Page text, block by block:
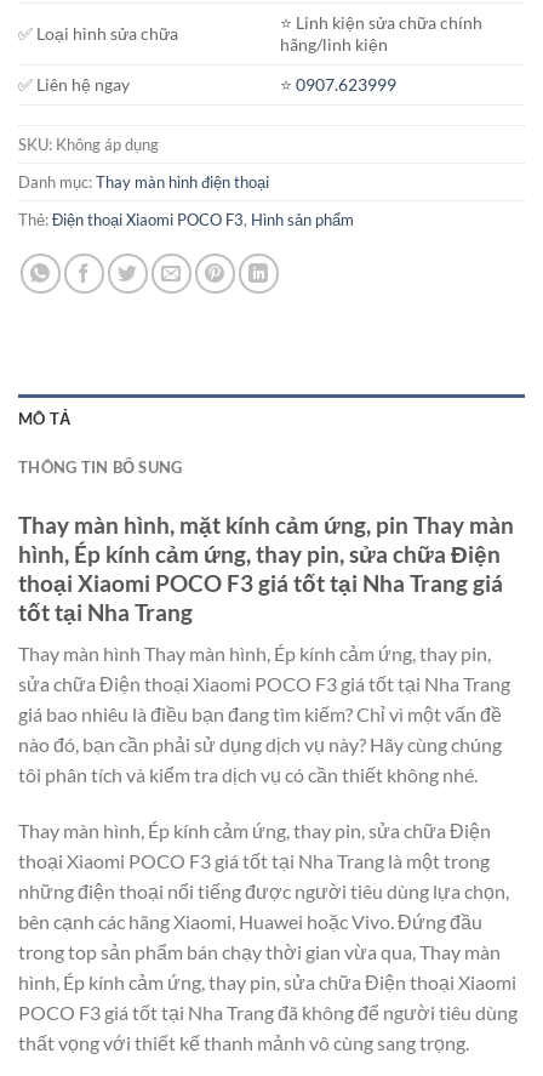
✅ Loại hình sửa chữa
⭐️ Linh kiện sửa chữa chính
hãng/linh kiện
✅ Liên hệ ngay
⭐️0907.623999
SKU: Không áp dụng
Danh mục:Thay màn hình điện thoại
Thẻ:Điện thoại Xiaomi POCO F3, Hình sản phẩm
MÔ TẢ
THÔNG TIN BỔ SUNG
Thay màn hình, mặt kính cảm ứng, pin Thay màn
hình, Ép kính cảm ứng, thay pin, sửa chữa Điện
thoại Xiaomi POCO F3 giá tốt tại Nha Trang giá
tốt tại Nha Trang
Thay màn hình Thay màn hình, Ép kính cảm ứng, thay pin,
sửa chữa Điện thoại Xiaomi POCO F3 giá tốt tại Nha Trang
giá bao nhiêu là điều bạn đang tìm kiếm? Chỉ vì một vấn đề
nào đó, bạn cần phải sử dụng dịch vụ này? Hãy cùng chúng
tôi phân tích và kiểm tra dịch vụ có cần thiết không nhé.
Thay màn hình, Ép kính cảm ứng, thay pin, sửa chữa Điện
thoại Xiaomi POCO F3 giá tốt tại Nha Trang là một trong
những điện thoại nổi tiếng được người tiêu dùng lựa chọn,
bên cạnh các hãng Xiaomi, Huawei hoặc Vivo. Đứng đầu
trong top sản phẩm bán chạy thời gian vừa qua, Thay màn
hình, Ép kính cảm ứng, thay pin, sửa chữa Điện thoại Xiaomi
POCO F3 giá tốt tại Nha Trang đã không để người tiêu dùng
thất vọng với thiết kế thanh mảnh vô cùng sang trọng.